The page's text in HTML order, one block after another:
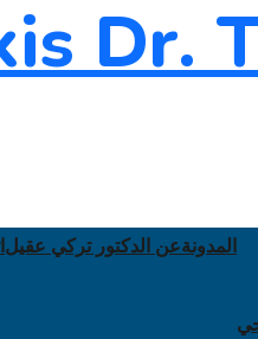
المدونةعن الدكتور تركي عقيل